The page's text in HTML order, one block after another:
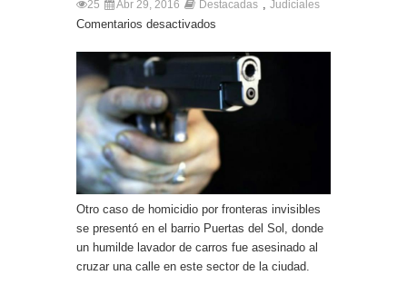
25 Abr 29, 2016 Destacadas , Judiciales
Comentarios desactivados
Otro caso de homicidio por fronteras invisibles
se presentó en el barrio Puertas del Sol, donde
un humilde lavador de carros fue asesinado al
cruzar una calle en este sector de la ciudad.